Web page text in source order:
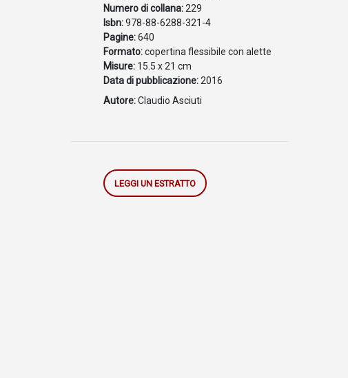
Numero di collana:229
Isbn:978-88-6288-321-4
Pagine:640
Formato:copertina flessibile con alette
Misure: 15.5 x 21 cm
Data di pubblicazione:2016
Autore:Claudio Asciuti
LEGGI UN ESTRATTO